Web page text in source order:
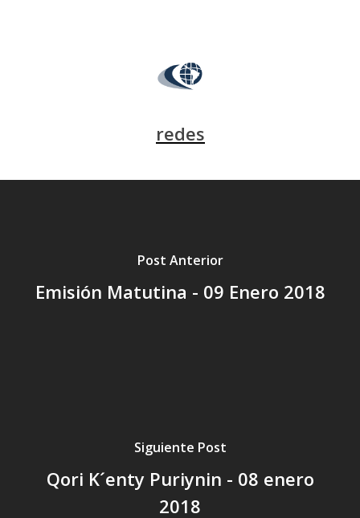
redes
Post Anterior
Emisión Matutina - 09 Enero 2018
Siguiente Post
Qori K´enty Puriynin - 08 enero
2018